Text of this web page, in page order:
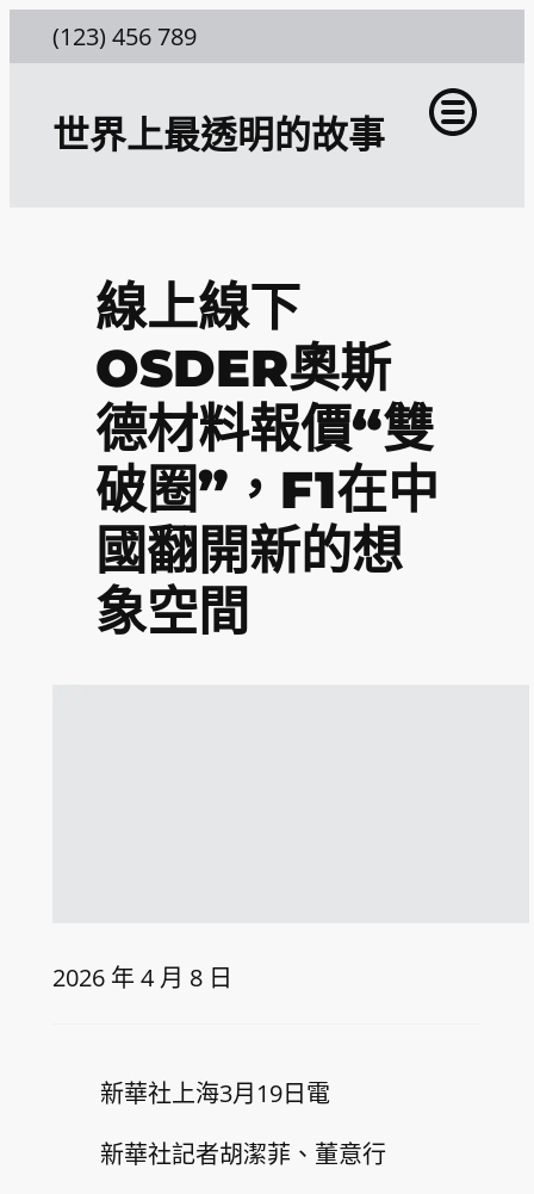
至
(123) 456 789
世界上最透明的故事
線上線下
OSDER奧斯
德材料報價“雙
破圈”，F1在中
國翻開新的想
象空間
2026 年 4 月 8 日
新華社上海3月19日電
新華社記者胡潔菲、董意行